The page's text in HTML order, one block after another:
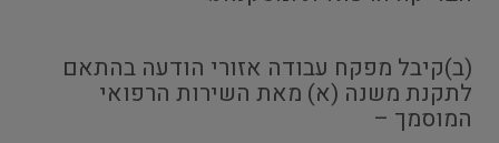
(ב)קיבל מפקח עבודה אזורי הודעה בהתאם
לתקנת משנה (א) מאת השירות הרפואי
המוסמך –